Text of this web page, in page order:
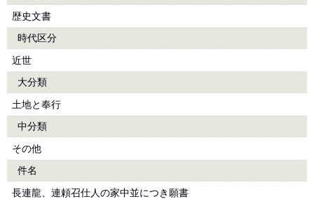
歴史文書
時代区分
近世
大分類
土地と奉行
中分類
その他
件名
長連龍、連頼召仕人の家中並につき願書